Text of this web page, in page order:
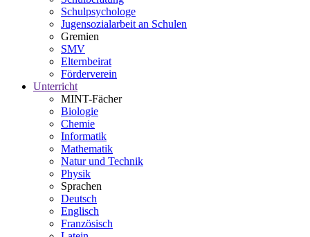
Schulpsychologe
Jugensozialarbeit an Schulen
Gremien
SMV
Elternbeirat
Förderverein
Unterricht
MINT-Fächer
Biologie
Chemie
Informatik
Mathematik
Natur und Technik
Physik
Sprachen
Deutsch
Englisch
Französisch